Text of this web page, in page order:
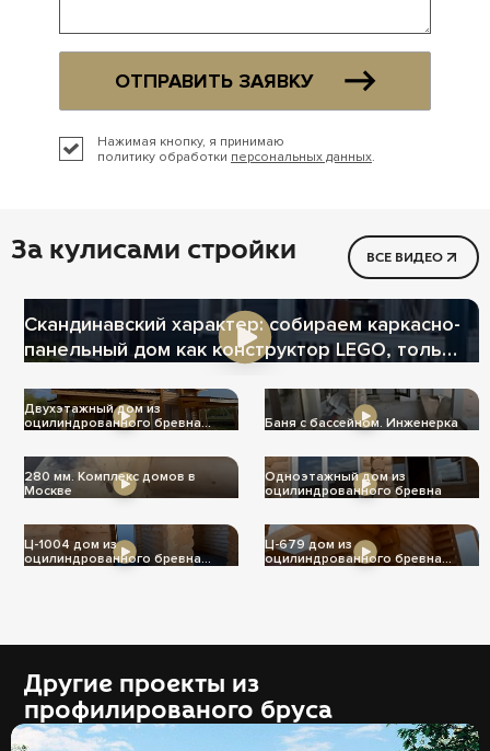
ОТПРАВИТЬ ЗАЯВКУ
Нажимая кнопку, я принимаю
политику обработки персональных данных.
За кулисами стройки ВСЕ ВИДЕО
Скандинавский характер: собираем каркасно-
панельный дом как конструктор LEGO, только
Двухэтажный дом из
оцилиндрованного бревна
Баня с бассейном. Инженерка
280 мм. Комплекс домов в
Москве
Одноэтажный дом из
оцилиндрованного бревна
Ц-1004 дом из
оцилиндрованного бревна
Ц-679 дом из
оцилиндрованного бревна
Другие проекты из
профилированого бруса